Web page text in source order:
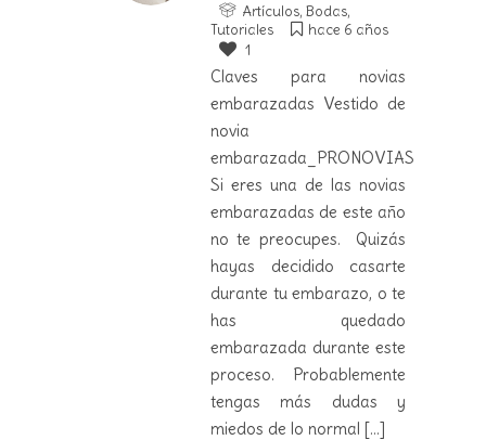
Artículos, Bodas,
Tutoriales
hace 6 años
1
Claves para novias
embarazadas Vestido de
novia
embarazada_PRONOVIAS
Si eres una de las novias
embarazadas de este año
no te preocupes. Quizás
hayas decidido casarte
durante tu embarazo, o te
has quedado
embarazada durante este
proceso. Probablemente
tengas más dudas y
miedos de lo normal [...]